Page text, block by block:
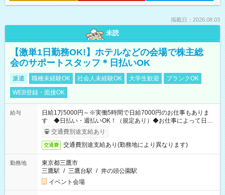
掲載日：2026.08.03
未読
【激単1日勤務OK!】ホテルなどの会場で株主総
会のサポートスタッフ＊日払いOK
派遣 職種未経験OK 社会人未経験OK 大学生歓迎
ブランクOK
WEB登録・面接OK
給与
日給1万5000円～※実働5時間で日給7000円のお仕事もありま
す ◆日払い・週払いOK！（規定あり）◆お仕事によって日給
も異なります
交通費別途支給あり
交通費 交通費別途支給あり(勤務地により異なります)
勤務地
東京都三鷹市
三鷹駅 / 三鷹台駅 / 井の頭公園駅
イベント会場